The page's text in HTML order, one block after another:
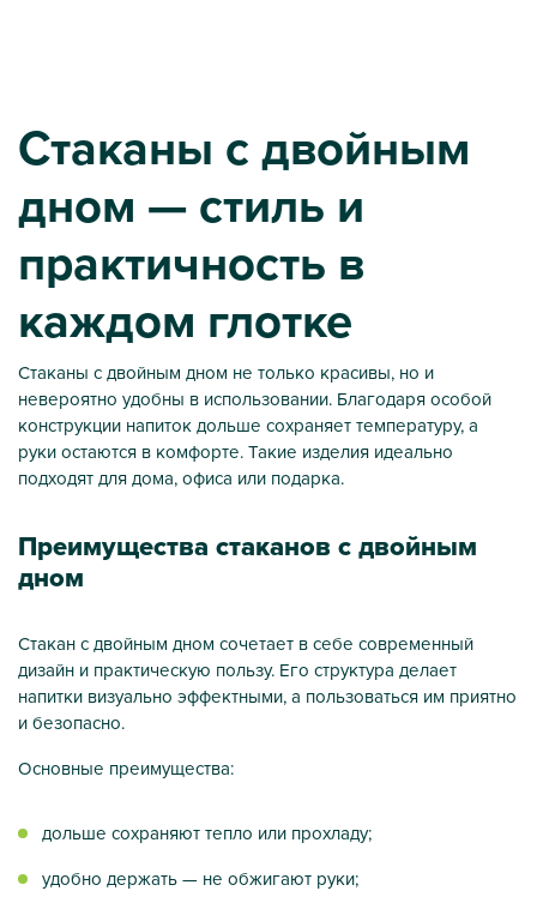
Стаканы с двойным
дном — стиль и
практичность в
каждом глотке
Стаканы с двойным дном не только красивы, но и
невероятно удобны в использовании. Благодаря особой
конструкции напиток дольше сохраняет температуру, а
руки остаются в комфорте. Такие изделия идеально
подходят для дома, офиса или подарка.
Преимущества стаканов с двойным
дном
Стакан с двойным дном сочетает в себе современный
дизайн и практическую пользу. Его структура делает
напитки визуально эффектными, а пользоваться им приятно
и безопасно.
Основные преимущества:
дольше сохраняют тепло или прохладу;
удобно держать — не обжигают руки;